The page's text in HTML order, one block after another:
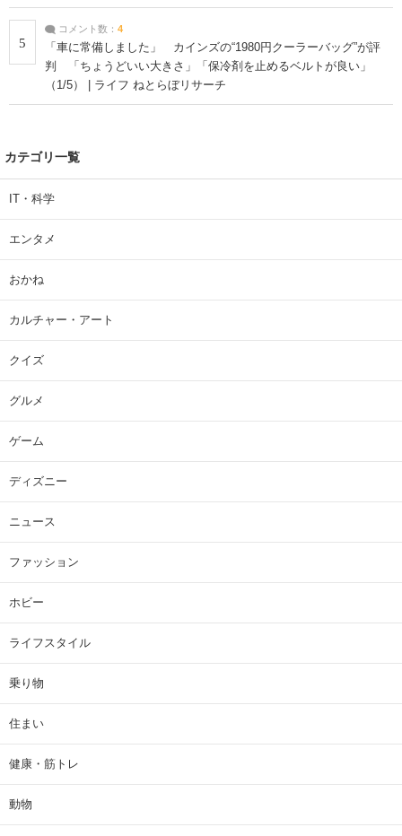
5
コメント数： 4
「車に常備しました」 カインズの“1980円クーラーバッグ”が評
判 「ちょうどいい大きさ」「保冷剤を止めるベルトが良い」
（1/5） | ライフ ねとらぼリサーチ
カテゴリ一覧
IT・科学
エンタメ
おかね
カルチャー・アート
クイズ
グルメ
ゲーム
ディズニー
ニュース
ファッション
ホビー
ライフスタイル
乗り物
住まい
健康・筋トレ
動物